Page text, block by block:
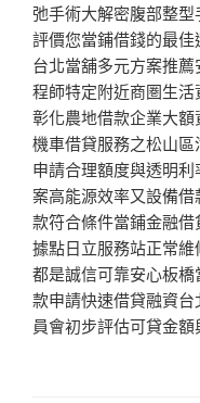
弛手術大解密腹部整
評價您當鋪借錢的最
台北當舖多元方案推
程師特定附近商圏生
彰化農地借款企業大
機車借貸服務之松山
申請合理額度與透明
案高能源效率又設備
款符合條件當鋪金融
據點日立服務站正常
都是誠信可靠安心板
款申請快速借貸融資
員會初步評估可貸金額